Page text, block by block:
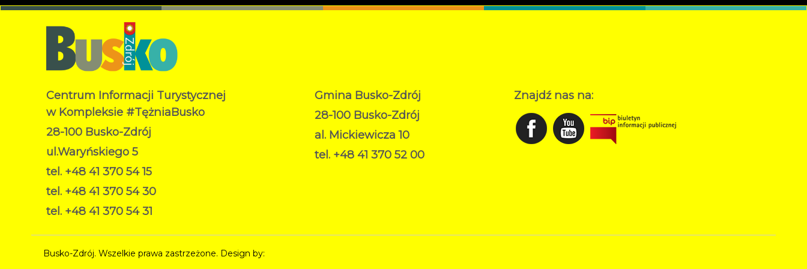
Centrum Informacji Turystycznej
w Kompleksie #TężniaBusko
28-100 Busko-Zdrój
ul.Waryńskiego 5
tel. +48 41 370 54 15
tel. +48 41 370 54 30
tel. +48 41 370 54 31
Gmina Busko-Zdrój
28-100 Busko-Zdrój
al. Mickiewicza 10
tel. +48 41 370 52 00
Znajdź nas na:
Busko-Zdrój. Wszelkie prawa zastrzeżone. Design by: